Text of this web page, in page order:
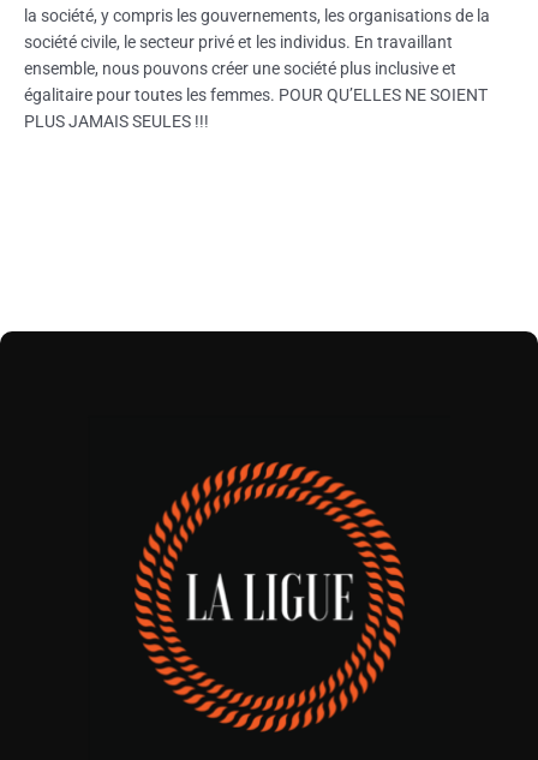
la société, y compris les gouvernements, les organisations de la
société civile, le secteur privé et les individus. En travaillant
ensemble, nous pouvons créer une société plus inclusive et
égalitaire pour toutes les femmes. POUR QU’ELLES NE SOIENT
PLUS JAMAIS SEULES !!!